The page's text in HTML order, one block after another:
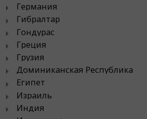
Германия
Гибралтар
Гондурас
Греция
Грузия
Доминиканская Республика
Египет
Израиль
Индия